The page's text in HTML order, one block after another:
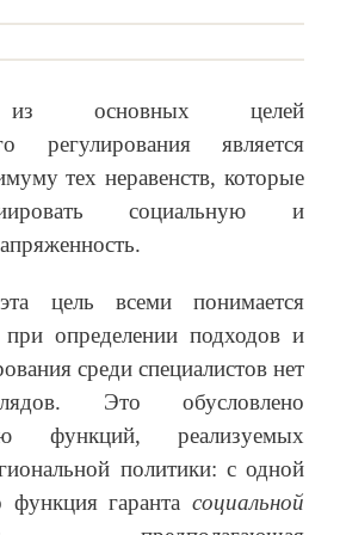
основных целей
регулирования является
тех неравенств, которые
социальную и
цель всеми понимается
определении подходов и
среди специалистов нет
Это обусловлено
функций, реализуемых
политики: с одной
гаранта социальной